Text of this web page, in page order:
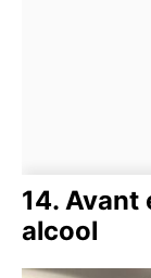
14. Avant
alcool